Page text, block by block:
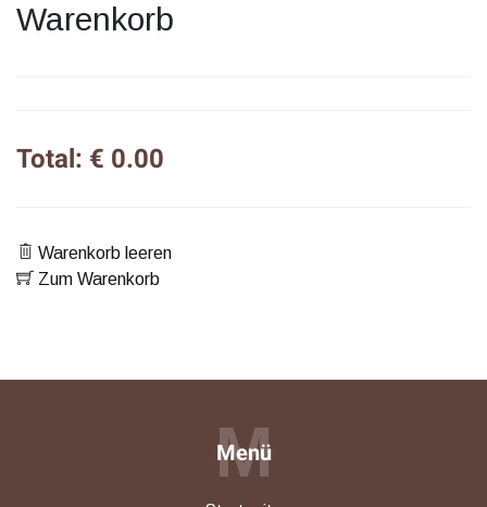
Warenkorb
Total: € 0.00
Warenkorb leeren
Zum Warenkorb
Menü
M